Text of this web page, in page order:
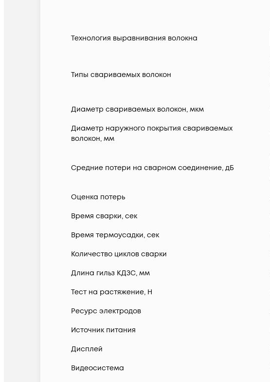
Технология выравнивания волокна
Типы свариваемых волокон
Диаметр свариваемых волокон, мкм
Диаметр наружного покрытия свариваемых
волокон, мм
Средние потери на сварном соединение, дБ
Оценка потерь
Время сварки, сек
Время термоусадки, сек
Количество циклов сварки
Длина гильз КДЗС, мм
Тест на растяжение, Н
Ресурс электродов
Источник питания
Дисплей
Видеосистема